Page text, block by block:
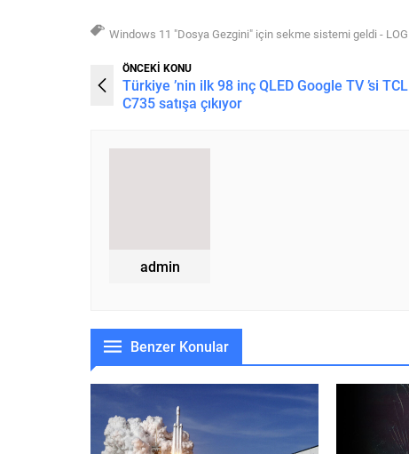
Windows 11 "Dosya Gezgini" için sekme sistemi geldi - LOG
ÖNCEKİ KONU
Türkiye ’nin ilk 98 inç QLED Google TV ’si TCL
C735 satışa çıkıyor
admin
Benzer Konular